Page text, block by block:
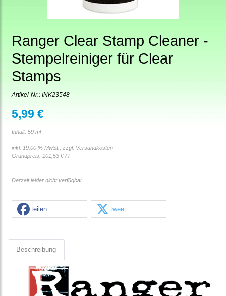
Ranger Clear Stamp Cleaner -
Stempelreiniger für Clear
Stamps
Artikel-Nr.: INK23548
5,99 €
Inhalt: 59 ml
inkl. 19,00 % MwSt., zzgl. Versandkosten
Grundpreis: 101,53 € / l
Derzeit leider nicht verfügbar
teilen tweet
Beschreibung